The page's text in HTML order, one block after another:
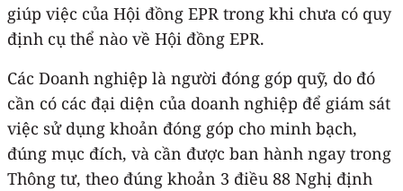
giúp việc của Hội đồng EPR trong khi chưa có quy
định cụ thể nào về Hội đồng EPR.
Các Doanh nghiệp là người đóng góp quỹ, do đó
cần có các đại diện của doanh nghiệp để giám sát
việc sử dụng khoản đóng góp cho minh bạch,
đúng mục đích, và cần được ban hành ngay trong
Thông tư, theo đúng khoản 3 điều 88 Nghị định